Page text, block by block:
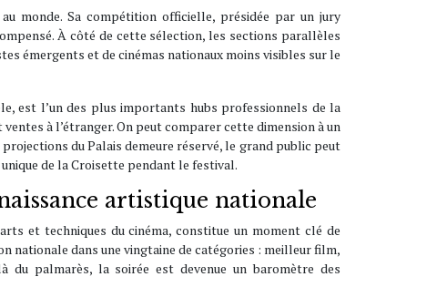
monde. Sa compétition officielle, présidée par un jury
À côté de cette sélection, les sections parallèles
émergents et de cinémas nationaux moins visibles sur le
est l’un des plus importants hubs professionnels de la
à l’étranger. On peut comparer cette dimension à un
projections du Palais demeure réservé, le grand public peut
de la Croisette pendant le festival.
artistique nationale
et techniques du cinéma, constitue un moment clé de
nationale dans une vingtaine de catégories : meilleur film,
du palmarès, la soirée est devenue un baromètre des